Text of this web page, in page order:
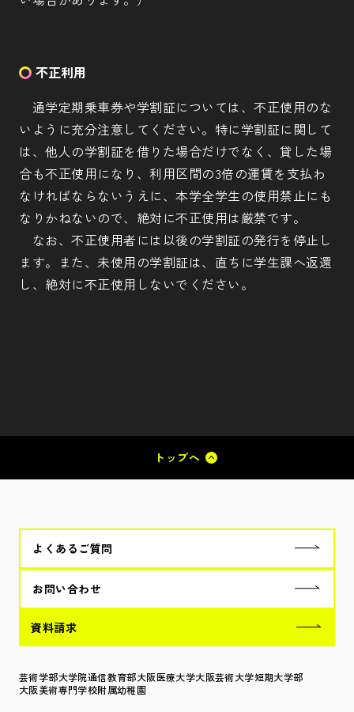
不正利用
通学定期乗車券や学割証については、不正使用のな
いように充分注意してください。特に学割証に関して
は、他人の学割証を借りた場合だけでなく、貸した場
合も不正使用になり、利用区間の3倍の運賃を支払わ
なければならないうえに、本学全学生の使用禁止にも
なりかねないので、絶対に不正使用は厳禁です。
なお、不正使用者には以後の学割証の発行を停止し
ます。また、未使用の学割証は、直ちに学生課へ返還
し、絶対に不正使用しないでください。
トップへ
よくあるご質問
お問い合わせ
資料請求
芸術学部大学院通信教育部大阪医療大学大阪芸術大学短期大学部
大阪美術専門学校附属幼稚園